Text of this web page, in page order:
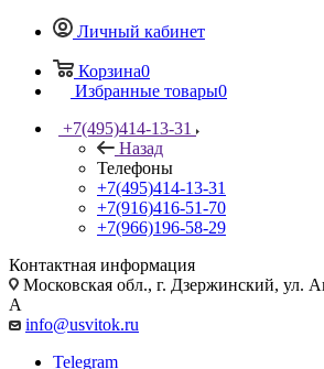
Личный кабинет
Корзина0
Избранные товары0
+7(495)414-13-31
Назад
Телефоны
+7(495)414-13-31
+7(916)416-51-70
+7(966)196-58-29
Контактная информация
Московская обл., г. Дзержинский, ул.
А
info@usvitok.ru
Telegram